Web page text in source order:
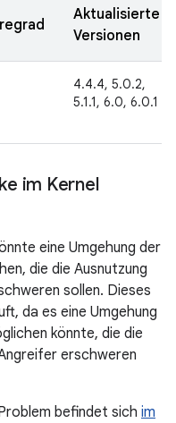
Aktualisierte
Versionen
4.4.4, 5.0.2,
5.1.1, 6.0, 6.0.1
im Kernel
eine Umgehung der
die die Ausnutzung
sollen. Dieses
da es eine Umgehung
könnte, die die
erschweren
befindet sich im